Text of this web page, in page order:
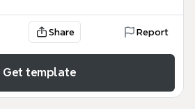
Share Report
Get template